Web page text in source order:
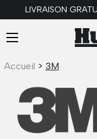
ALLER AU
LIVRAISON
Accueil > 3M